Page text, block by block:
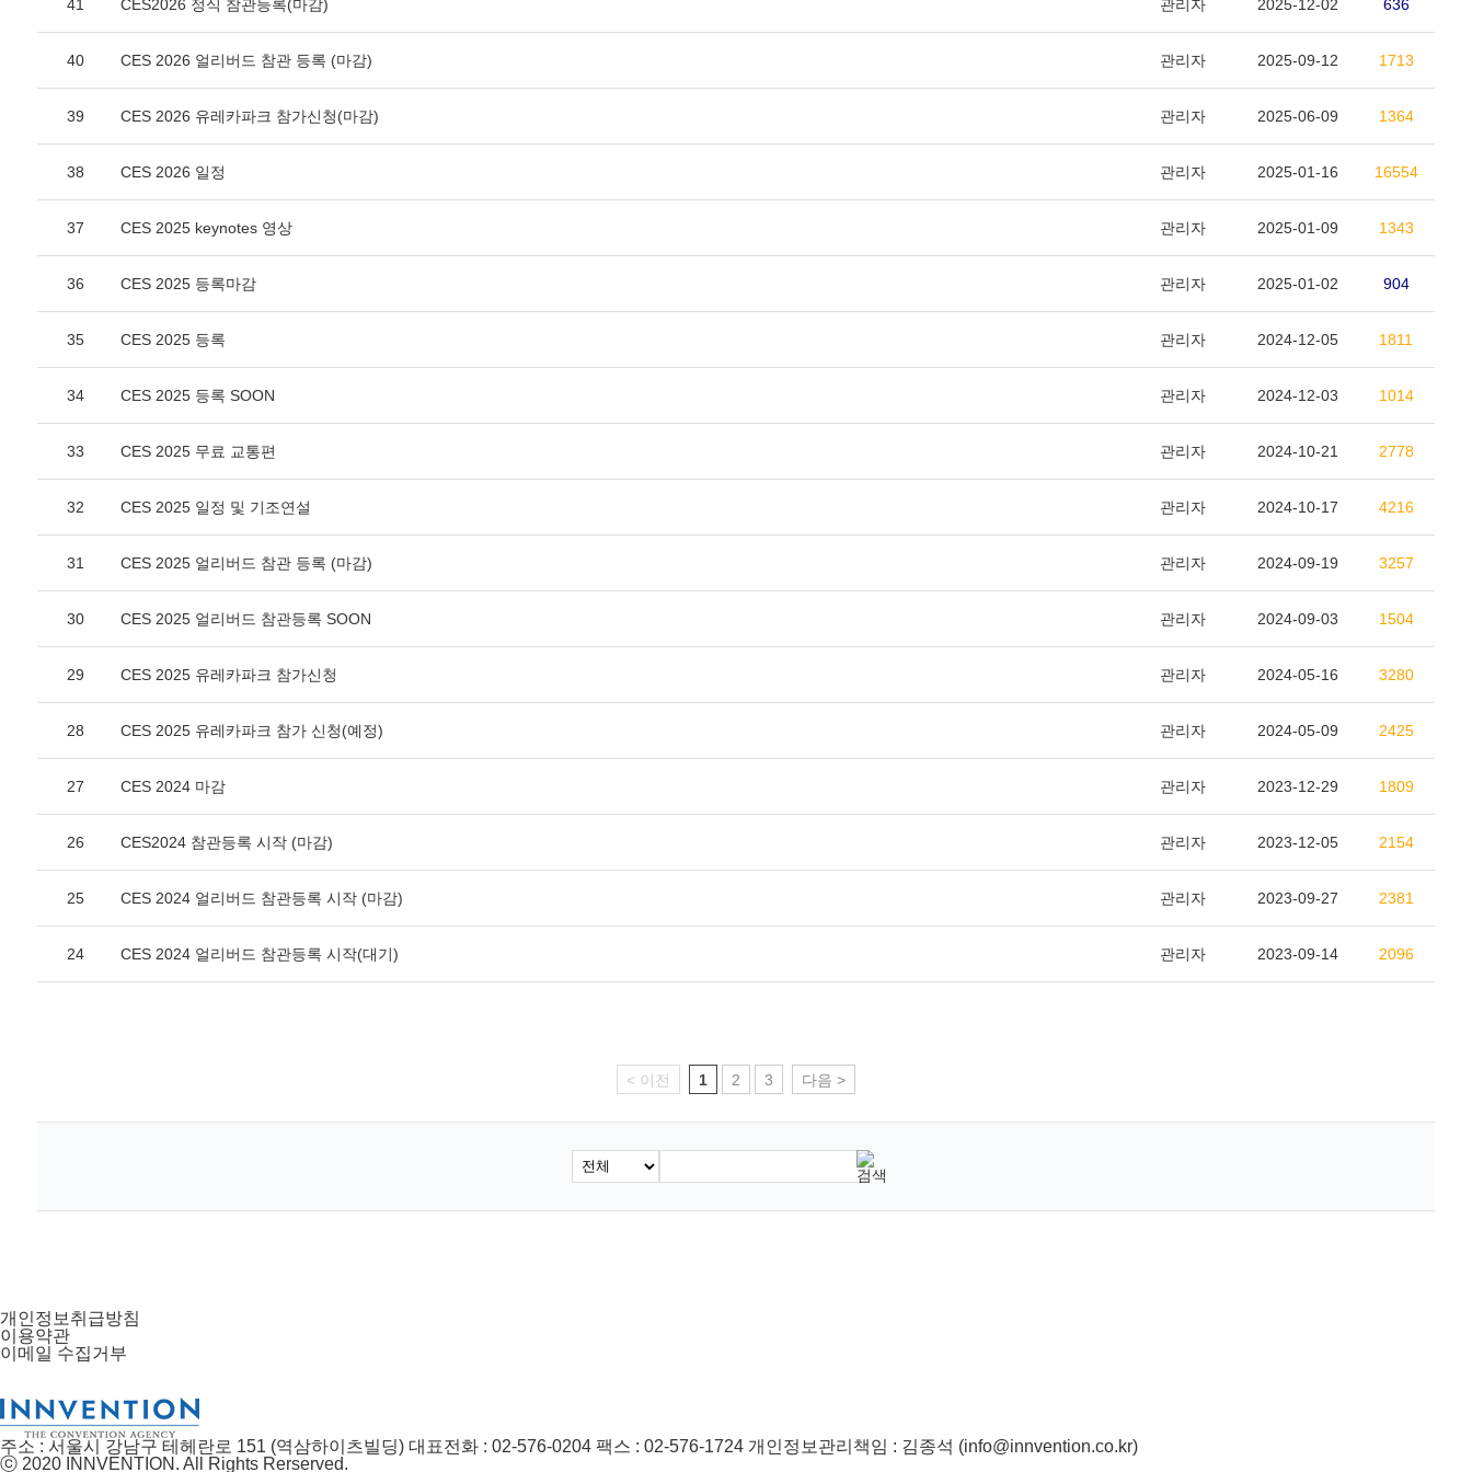
41 CES2026 정식 참관등록(마감) 관리자 2025-12-02 636
40 CES 2026 얼리버드 참관 등록 (마감) 관리자 2025-09-12 1713
39 CES 2026 유레카파크 참가신청(마감) 관리자 2025-06-09 1364
38 CES 2026 일정 관리자 2025-01-16 16554
37 CES 2025 keynotes 영상 관리자 2025-01-09 1343
36 CES 2025 등록마감 관리자 2025-01-02 904
35 CES 2025 등록 관리자 2024-12-05 1811
34 CES 2025 등록 SOON 관리자 2024-12-03 1014
33 CES 2025 무료 교통편 관리자 2024-10-21 2778
32 CES 2025 일정 및 기조연설 관리자 2024-10-17 4216
31 CES 2025 얼리버드 참관 등록 (마감) 관리자 2024-09-19 3257
30 CES 2025 얼리버드 참관등록 SOON 관리자 2024-09-03 1504
29 CES 2025 유레카파크 참가신청 관리자 2024-05-16 3280
28 CES 2025 유레카파크 참가 신청(예정) 관리자 2024-05-09 2425
27 CES 2024 마감 관리자 2023-12-29 1809
26 CES2024 참관등록 시작 (마감) 관리자 2023-12-05 2154
25 CES 2024 얼리버드 참관등록 시작 (마감) 관리자 2023-09-27 2381
24 CES 2024 얼리버드 참관등록 시작(대기) 관리자 2023-09-14 2096
< 이전 1 2 3 다음 >
개인정보취급방침
이용약관
이메일 수집거부
주소 : 서울시 강남구 테헤란로 151 (역삼하이츠빌딩) 대표전화 : 02-576-0204 팩스 : 02-576-1724 개인정보관리책임 : 김종석 (info@innvention.co.kr)
ⓒ 2020 INNVENTION. All Rights Rerserved.